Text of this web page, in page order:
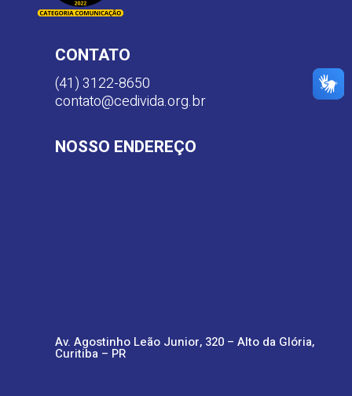
CONTATO
(41) 3122-8650
contato@cedivida.org.br
NOSSO ENDEREÇO
Av. Agostinho Leão Junior, 320 – Alto da Glória,
Curitiba – PR